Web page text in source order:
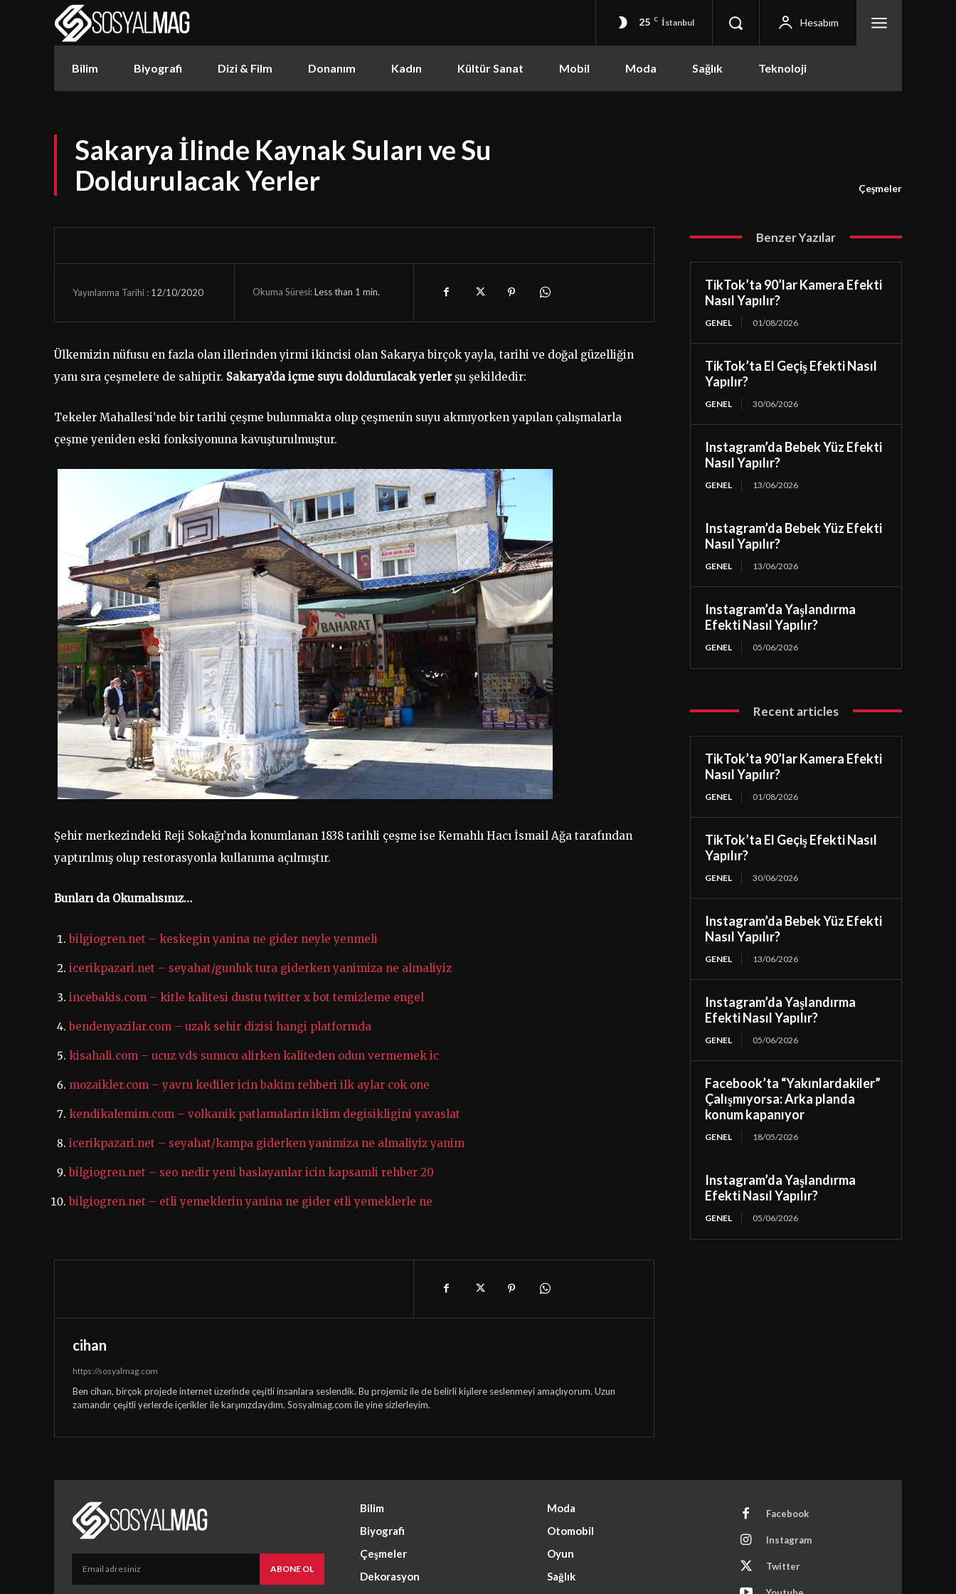
25 C İstanbul Hesabım
Bilim Biyografi Dizi & Film Donanım Kadın Kültür Sanat Mobil Moda Sağlık Teknoloji
Sakarya İlinde Kaynak Suları ve Su
Doldurulacak Yerler
Çeşmeler
Yayınlanma Tarihi : 12/10/2020 Okuma Süresi:Less than 1 min.
Ülkemizin nüfusu en fazla olan illerinden yirmi ikincisi olan Sakarya birçok yayla, tarihi ve doğal güzelliğin
yanı sıra çeşmelere de sahiptir. Sakarya’da içme suyu doldurulacak yerlerşu şekildedir:
Tekeler Mahallesi’nde bir tarihi çeşme bulunmakta olup çeşmenin suyu akmıyorken yapılan çalışmalarla
çeşme yeniden eski fonksiyonuna kavuşturulmuştur.
Şehir merkezindeki Reji Sokağı’nda konumlanan 1838 tarihli çeşme ise Kemahlı Hacı İsmail Ağa tarafından
yaptırılmış olup restorasyonla kullanıma açılmıştır.
Bunları da Okumalısınız…
bilgiogren.net – keskegin yanina ne gider neyle yenmeli
icerikpazari.net – seyahat/gunluk tura giderken yanimiza ne almaliyiz
incebakis.com – kitle kalitesi dustu twitter x bot temizleme engel
bendenyazilar.com – uzak sehir dizisi hangi platformda
kisahali.com – ucuz vds sunucu alirken kaliteden odun vermemek ic
mozaikler.com – yavru kediler icin bakim rehberi ilk aylar cok one
kendikalemim.com – volkanik patlamalarin iklim degisikligini yavaslat
icerikpazari.net – seyahat/kampa giderken yanimiza ne almaliyiz yanim
bilgiogren.net – seo nedir yeni baslayanlar icin kapsamli rehber 20
bilgiogren.net – etli yemeklerin yanina ne gider etli yemeklerle ne
cihan
https://sosyalmag.com
Ben cihan, birçok projede internet üzerinde çeşitli insanlara seslendik. Bu projemiz ile de belirli kişilere seslenmeyi amaçlıyorum. Uzun
zamandır çeşitli yerlerde içerikler ile karşınızdaydım. Sosyalmag.com ile yine sizlerleyim.
Benzer Yazılar
TikTok’ta 90’lar Kamera Efekti
Nasıl Yapılır?
GENEL 01/08/2026
TikTok’ta El Geçiş Efekti Nasıl
Yapılır?
GENEL 30/06/2026
Instagram’da Bebek Yüz Efekti
Nasıl Yapılır?
GENEL 13/06/2026
Instagram’da Bebek Yüz Efekti
Nasıl Yapılır?
GENEL 13/06/2026
Instagram’da Yaşlandırma
Efekti Nasıl Yapılır?
GENEL 05/06/2026
Recent articles
TikTok’ta 90’lar Kamera Efekti
Nasıl Yapılır?
GENEL 01/08/2026
TikTok’ta El Geçiş Efekti Nasıl
Yapılır?
GENEL 30/06/2026
Instagram’da Bebek Yüz Efekti
Nasıl Yapılır?
GENEL 13/06/2026
Instagram’da Yaşlandırma
Efekti Nasıl Yapılır?
GENEL 05/06/2026
Facebook’ta “Yakınlardakiler”
Çalışmıyorsa: Arka planda
konum kapanıyor
GENEL 18/05/2026
Instagram’da Yaşlandırma
Efekti Nasıl Yapılır?
GENEL 05/06/2026
ABONE OL
Bilim
Biyografi
Çeşmeler
Dekorasyon
Moda
Otomobil
Oyun
Sağlık
Facebook
Instagram
Twitter